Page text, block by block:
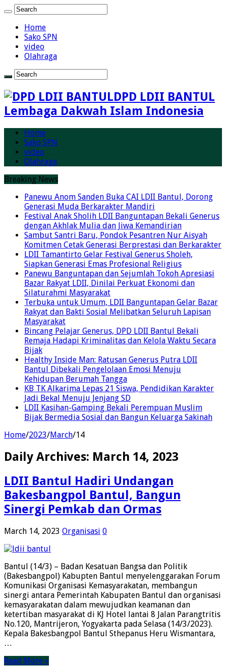
Home
Sako SPN
video
Olahraga
DPD LDII BANTUL
Lembaga Dakwah Islam Indonesia
Home
Sako SPN
video
Olahraga
Breaking News
Panewu Anom Sanden Buka CAI LDII Bantul, Dorong
Generasi Muda Berkarakter Mandiri
Festival Anak Sholih LDII Banguntapan Bekali Generus
dengan Akhlak Mulia dan Jiwa Kemandirian
Sambut Santri Baru, Pondok Pesantren Nur Aisyah
Komitmen Cetak Generasi Berprestasi dan Berkarakter
LDII Tamantirto Gelar Festival Generus Sholeh,
Siapkan Generasi Emas Profesional Religius
Panewu Banguntapan dan Sejumlah Tokoh Apresiasi
Bazar Rakyat LDII, Dinilai Perkuat Ekonomi dan
Silaturahmi Masyarakat
Terbuka untuk Umum, LDII Banguntapan Gelar Bazar
Rakyat dan Bakti Sosial Melibatkan Seluruh Lapisan
Masyarakat
Bincang Pelajar Generus, DPD LDII Bantul Bekali
Remaja Hadapi Kriminalitas dan Kelola Waktu Secara
Bijak
Healthy Inside Man: Ratusan Generus Putra LDII
Bantul Dibekali Pengelolaan Emosi Menuju
Kehidupan Berumah Tangga
KB TK Alkarima Lepas 21 Siswa, Pendidikan Karakter
Jadi Bekal Menuju Jenjang SD
LDII Kasihan-Gamping Bekali Perempuan Muslim
Bijak Bermedia Sosial dan Bangun Keluarga Sakinah
Home/2023/March/14
Daily Archives: March 14, 2023
LDII Bantul Hadiri Undangan
Bakesbangpol Bantul, Bangun
Sinergi Pemkab dan Ormas
March 14, 2023 Organisasi 0
Bantul (14/3) – Badan Kesatuan Bangsa dan Politik
(Bakesbangpol) Kabupten Bantul menyelenggarakan Forum
Komunikasi Organisasi Kemasyarakatan, membangun
sinergi antara Pemerintah Kabupaten Bantul dan organisasi
kemasyarakatan dalam mewujudkan keamanan dan
ketertiban masyarakat di KJ Hotel lantai 8 Jalan Parangtritis
No.120, Mantrijeron, Yogyakarta pada Selasa (14/3/2023).
Kepala Bakesbangpol Bantul Sthepanus Heru Wismantara,
…
Read More »